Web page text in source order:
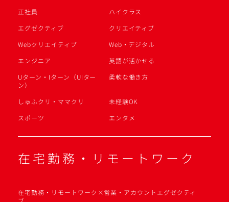
正社員
ハイクラス
エグゼクティブ
クリエイティブ
Webクリエイティブ
Web・デジタル
エンジニア
英語が活かせる
Uターン・Iターン（UIター
ン）
柔軟な働き方
しゅふクリ・ママクリ
未経験OK
スポーツ
エンタメ
在宅勤務・リモートワーク
在宅勤務・リモートワーク×営業・アカウントエグゼクティ
ブ